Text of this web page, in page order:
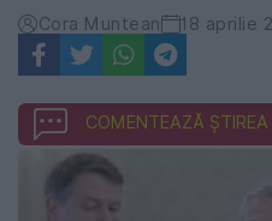
Cora Muntean 18 aprilie
COMENTEAZĂ ȘTIREA